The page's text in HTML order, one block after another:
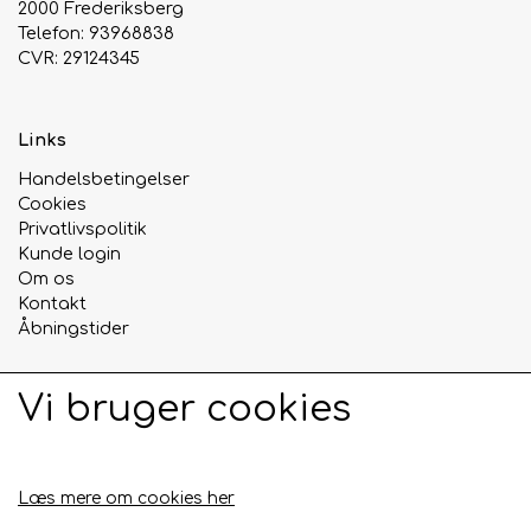
2000 Frederiksberg
Telefon: 93968838
CVR: 29124345
Links
Handelsbetingelser
Cookies
Privatlivspolitik
Kunde login
Om os
Kontakt
Åbningstider
Sociale medier
Vi bruger cookies
Læs mere om cookies her